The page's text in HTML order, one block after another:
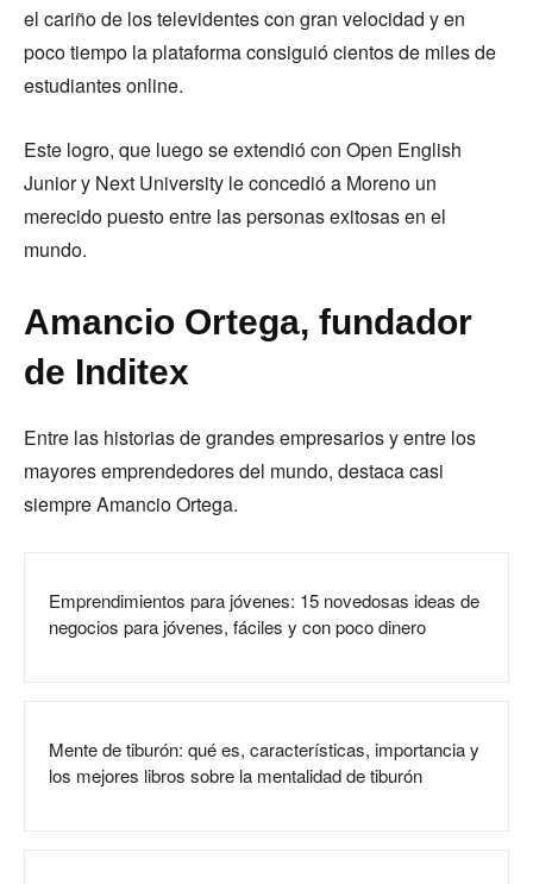
el cariño de los televidentes con gran velocidad y en
poco tiempo la plataforma consiguió cientos de miles de
estudiantes online.
Este logro, que luego se extendió con Open English
Junior y Next University le concedió a Moreno un
merecido puesto entre las personas exitosas en el
mundo.
Amancio Ortega, fundador
de Inditex
Entre las historias de grandes empresarios y entre los
mayores emprendedores del mundo, destaca casi
siempre Amancio Ortega.
Emprendimientos para jóvenes: 15 novedosas ideas de
negocios para jóvenes, fáciles y con poco dinero
Mente de tiburón: qué es, características, importancia y
los mejores libros sobre la mentalidad de tiburón